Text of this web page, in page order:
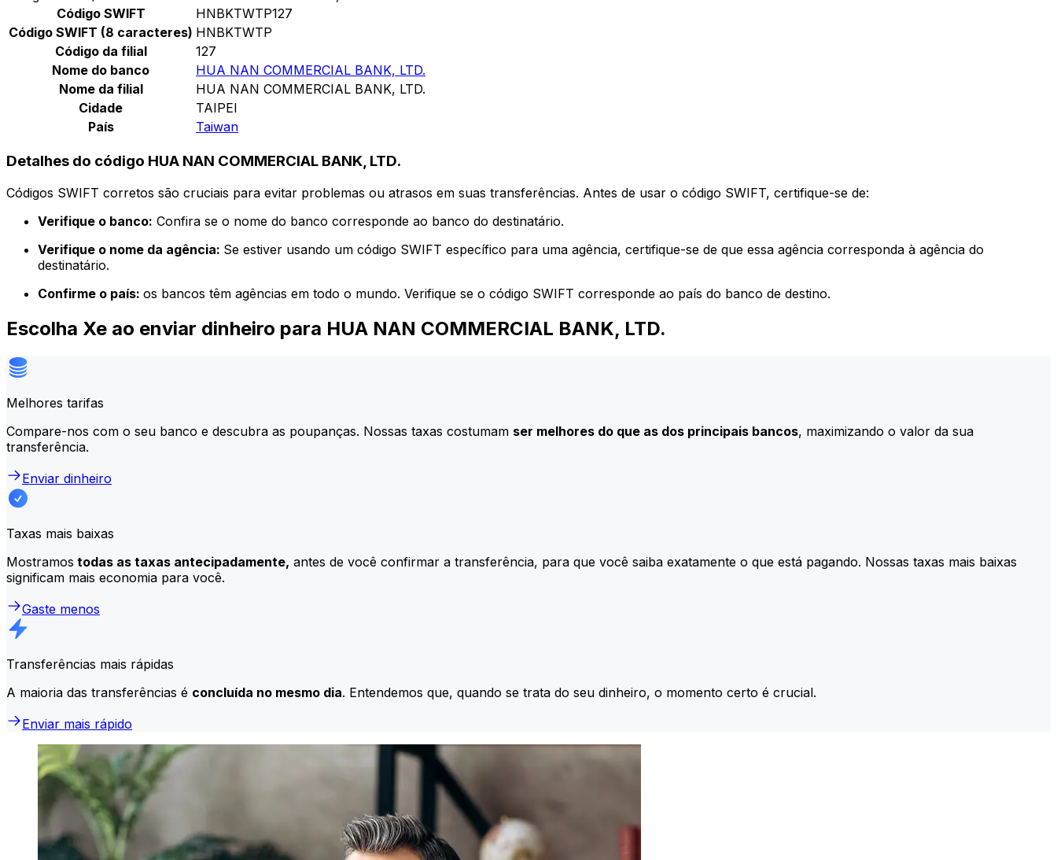
Código SWIFT
HNBKTWTP127
Código SWIFT (8 caracteres) HNBKTWTP
Código da filial
127
Nome do banco
HUA NAN COMMERCIAL BANK, LTD.
Nome da filial
HUA NAN COMMERCIAL BANK, LTD.
Cidade
TAIPEI
País
Taiwan
Detalhes do código HUA NAN COMMERCIAL BANK, LTD.
Códigos SWIFT corretos são cruciais para evitar problemas ou atrasos em suas transferências. Antes de usar o código SWIFT, certifique-se de:
Verifique o banco: Confira se o nome do banco corresponde ao banco do destinatário.
Verifique o nome da agência: Se estiver usando um código SWIFT específico para uma agência, certifique-se de que essa agência corresponda à agência do
destinatário.
Confirme o país: os bancos têm agências em todo o mundo. Verifique se o código SWIFT corresponde ao país do banco de destino.
Escolha Xe ao enviar dinheiro para HUA NAN COMMERCIAL BANK, LTD.
Melhores tarifas
Compare-nos com o seu banco e descubra as poupanças. Nossas taxas costumam ser melhores do que as dos principais bancos, maximizando o valor da sua
transferência.
Enviar dinheiro
Taxas mais baixas
Mostramos todas as taxas antecipadamente, antes de você confirmar a transferência, para que você saiba exatamente o que está pagando. Nossas taxas mais baixas
significam mais economia para você.
Gaste menos
Transferências mais rápidas
A maioria das transferências é concluída no mesmo dia. Entendemos que, quando se trata do seu dinheiro, o momento certo é crucial.
Enviar mais rápido